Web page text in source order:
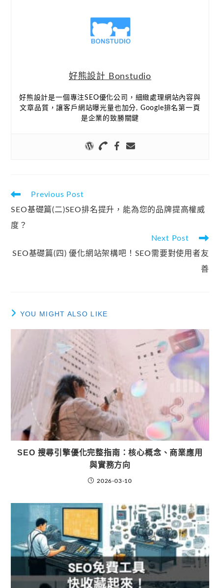
好熊設計 Bonstudio
好熊設計是一個專注SEO優化公司，細緻處理網站內容與
文章品質，讓客戶網站曝光量也加分, Google排名第一頁
是企業的致勝關鍵
Previous Post
SEO基礎篇(二)SEO排名提升，能為您的品牌提高權威
度？
Next Post
SEO基礎篇(四) 優化網站架構吧！SEO需要對使用者友
善
YOU MIGHT ALSO LIKE
SEO 搜尋引擎優化完整指南：核心概念、商業應用
與實務方向
2026-03-10